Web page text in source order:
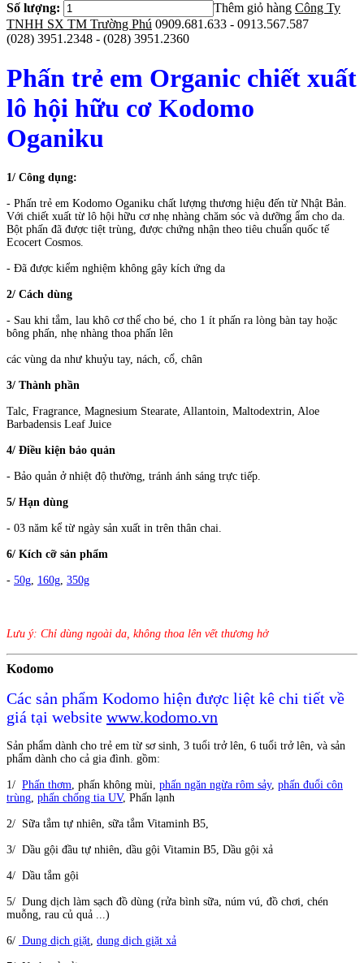
Số lượng: Thêm giỏ hàng Công Ty
TNHH SX TM Trường Phú 0909.681.633 - 0913.567.587
(028) 3951.2348 - (028) 3951.2360
Phấn trẻ em Organic chiết xuất
lô hội hữu cơ Kodomo
Oganiku
1/ Công dụng:
- Phấn trẻ em Kodomo Oganiku chất lượng thương hiệu đến từ Nhật Bản.
Với chiết xuất từ lô hội hữu cơ nhẹ nhàng chăm sóc và dưỡng ẩm cho da.
Bột phấn đã được tiệt trùng, được chứng nhận theo tiêu chuẩn quốc tế
Ecocert Cosmos.
- Đã được kiểm nghiệm không gây kích ứng da
2/ Cách dùng
- Sau khi tắm, lau khô cơ thể cho bé, cho 1 ít phấn ra lòng bàn tay hoặc
bông phấn, nhẹ nhàng thoa phấn lên
các vùng da như khuỷu tay, nách, cổ, chân
3/ Thành phần
Talc, Fragrance, Magnesium Stearate, Allantoin, Maltodextrin, Aloe
Barbadensis Leaf Juice
4/ Điều kiện bảo quản
- Bảo quản ở nhiệt độ thường, tránh ánh sáng trực tiếp.
5/ Hạn dùng
- 03 năm kể từ ngày sản xuất in trên thân chai.
6/ Kích cỡ sản phẩm
- 50g 160g 350g
Lưu ý: Chỉ dùng ngoài da, không thoa lên vết thương hở
Kodomo
Các sản phẩm Kodomo hiện được liệt kê chi tiết về
giá tại website www.kodomo.vn
Sản phẩm dành cho trẻ em từ sơ sinh, 3 tuổi trở lên, 6 tuổi trở lên, và sản
phẩm dành cho cả gia đình. gồm:
1/ Phấn thơm , phấn không mùi, phấn ngăn ngừa rôm sảy, phấn đuổi côn
trùng phấn chống tia UV, Phấn lạnh
2/ Sữa tắm tự nhiên, sữa tắm Vitaminh B5,
3/ Dầu gội đầu tự nhiên, dầu gội Vitamin B5, Dầu gội xả
4/ Dầu tắm gội
5/ Dung dịch làm sạch đồ dùng (rửa bình sữa, núm vú, đồ chơi, chén
muỗng, rau củ quả ...)
6/ Dung dịch giặt dung dịch giặt xả